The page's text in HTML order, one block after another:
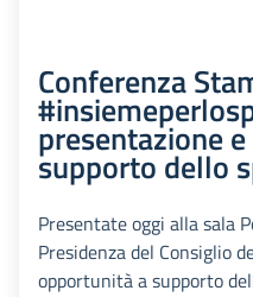
Conferenza
presentazione
supporto dello
Presentate oggi alla sala
Presidenza del Consiglio
opportunità a supporto